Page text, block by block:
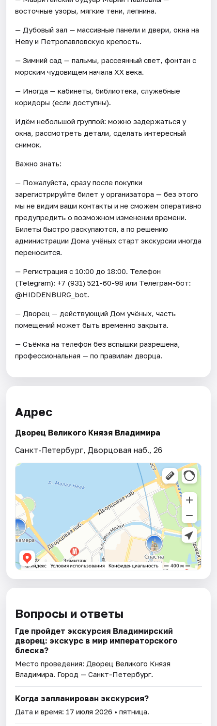
восточные узоры, мягкие тени, лепнина.
— Дубовый зал — массивные панели и двери, окна на
Неву и Петропавловскую крепость.
— Зимний сад — пальмы, рассеянный свет, фонтан с
морским чудовищем начала XX века.
— Иногда — кабинеты, библиотека, служебные
коридоры (если доступны).
Идём небольшой группой: можно задержаться у
окна, рассмотреть детали, сделать интересный
снимок.
Важно знать:
— Пожалуйста, сразу после покупки
зарегистрируйте билет у организатора — без этого
мы не видим ваши контакты и не сможем оперативно
предупредить о возможном изменении времени.
Билеты быстро раскупаются, а по решению
администрации Дома учёных старт экскурсии иногда
переносится.
— Регистрация с 10:00 до 18:00. Телефон
(Telegram): +7 (931) 521-60-98 или Телеграм-бот:
@HIDDENBURG_bot.
— Дворец — действующий Дом учёных, часть
помещений может быть временно закрыта.
— Съёмка на телефон без вспышки разрешена,
профессиональная — по правилам дворца.
Адрес
Дворец Великого Князя Владимира
Санкт-Петербург, Дворцовая наб., 26
Вопросы и ответы
Где пройдет экскурсия Владимирский
дворец: экскурс в мир императорского
блеска?
Место проведения: Дворец Великого Князя
Владимира. Город — Санкт-Петербург.
Когда запланирован экскурсия?
Дата и время: 17 июля 2026 • пятница.